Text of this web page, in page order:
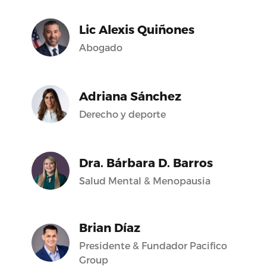
Lic Alexis Quiñones
Abogado
Adriana Sánchez
Derecho y deporte
Dra. Bárbara D. Barros
Salud Mental & Menopausia
Brian Díaz
Presidente & Fundador Pacifico
Group